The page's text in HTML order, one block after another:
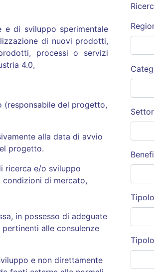
di sviluppo sperimentale
di nuovi prodotti,
processi o servizi
4.0,
(responsabile del progetto,
alla data di avvio
progetto.
ricerca e/o sviluppo
condizioni di mercato,
in possesso di adeguate
alle consulenze
e non direttamente